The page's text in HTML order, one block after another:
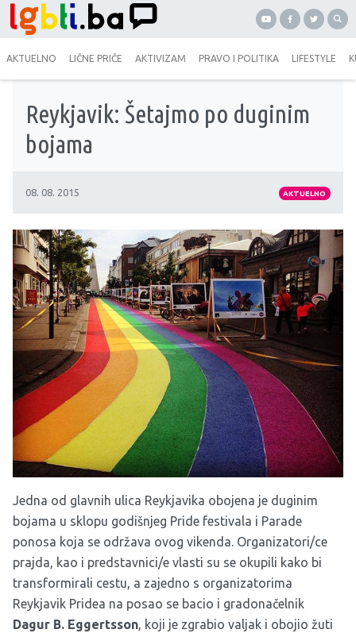
AKTUELNO LIČNE PRIČE AKTIVIZAM PRAVO I POLITIKA LIFESTYLE
Reykjavik: Šetajmo po duginim
bojama
08. 08. 2015 AKTUELNO
Jedna od glavnih ulica Reykjavika obojena je duginim
bojama u sklopu godišnjeg Pride festivala i Parade
ponosa koja se održava ovog vikenda. Organizatori/ce
prajda, kao i predstavnici/e vlasti su se okupili kako bi
transformirali cestu, a zajedno s organizatorima
Reykjavik Pridea na posao se bacio i gradonačelnik
Dagur B. Eggertsson, koji je zgrabio valjak i obojio žuti